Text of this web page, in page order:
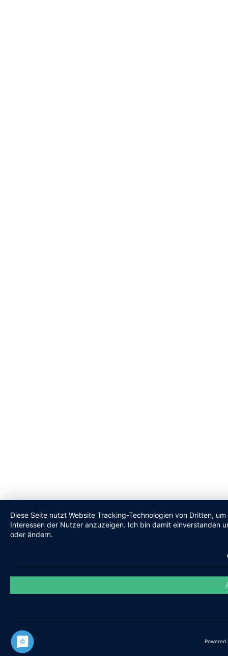
Diese Seite nutzt Website Tracking-Technologien von Dritten,
Interessen der Nutzer anzuzeigen. Ich bin damit einverstanden
oder ändern.
Powered